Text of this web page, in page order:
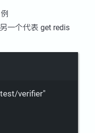
一个代表 get redis
verifier"